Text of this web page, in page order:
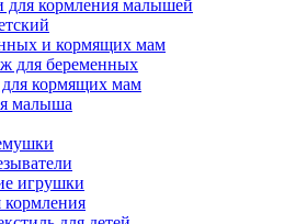
для кормления малышей
и кормящих мам
для беременных
для кормящих мам
малыша
игрушки